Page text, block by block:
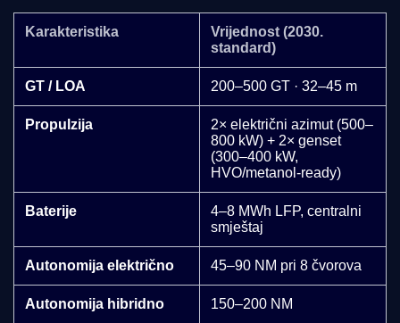
Karakteristika
Vrijednost (2030.
standard)
GT / LOA 200–500 GT · 32–45 m
Propulzija
2× električni azimut (500–
800 kW) + 2× genset
(300–400 kW,
HVO/metanol-ready)
Baterije
4–8 MWh LFP, centralni
smještaj
Autonomija električno 45–90 NM pri 8 čvorova
Autonomija hibridno 150–200 NM